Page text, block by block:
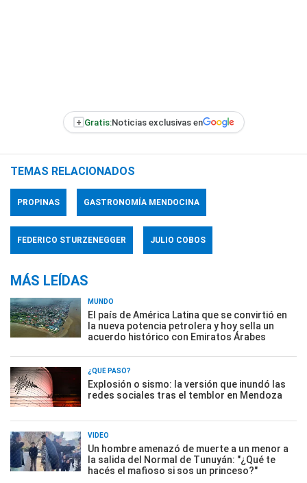
+ Gratis:Noticias exclusivas en
TEMAS RELACIONADOS
PROPINAS GASTRONOMÍA MENDOCINA
FEDERICO STURZENEGGER JULIO COBOS
MÁS LEÍDAS
MUNDO
El país de América Latina que se convirtió en
la nueva potencia petrolera y hoy sella un
acuerdo histórico con Emiratos Árabes
¿QUÉ PASÓ?
Explosión o sismo: la versión que inundó las
redes sociales tras el temblor en Mendoza
VIDEO
Un hombre amenazó de muerte a un menor a
la salida del Normal de Tunuyán: "¿Qué te
hacés el mafioso si sos un princeso?"